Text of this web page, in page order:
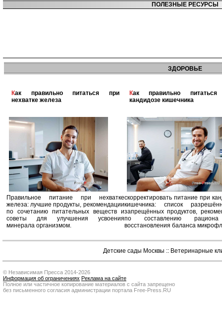
ПОЛЕЗНЫЕ РЕСУРСЫ
ЗДОРОВЬЕ
Как правильно питаться при
нехватке железа
Правильное питание при нехватке
железа: лучшие продукты, рекомендации
по сочетанию питательных веществ и
советы для улучшения усвоения
минерала организмом.
Как правильно питаться при
кандидозе кишечника
скорректировать питание при
кишечника: список
запрещённых продуктов,
по составлению
восстановления баланса
Детские сады Москвы :: Ветеринарные
© Независимая Пресса 2014-2026
Информация об ограничениях Реклама на сайте
Полное или частичное копирование материалов с сайта запрещено
без письменного согласия администрации портала Free-Press.RU